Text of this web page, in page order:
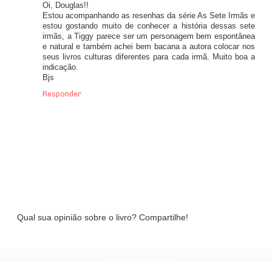
Oi, Douglas!!
Estou acompanhando as resenhas da série As Sete Irmãs e
estou gostando muito de conhecer a história dessas sete
irmãs, a Tiggy parece ser um personagem bem espontânea
e natural e também achei bem bacana a autora colocar nos
seus livros culturas diferentes para cada irmã. Muito boa a
indicação.
Bjs
Responder
Qual sua opinião sobre o livro? Compartilhe!